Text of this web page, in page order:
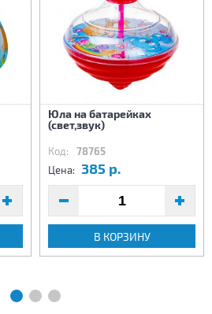
Юла на батарейках
(свет,звук)
Код: 78765
Цена: 385 р.
В КОРЗИНУ